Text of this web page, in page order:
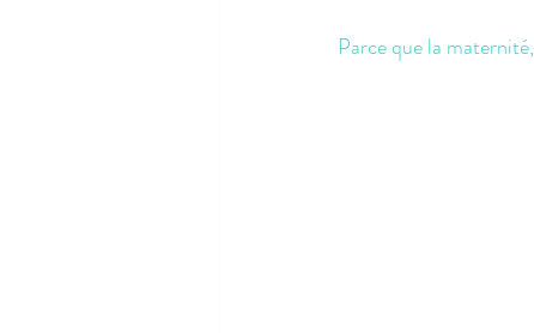
Parce que la maternité,